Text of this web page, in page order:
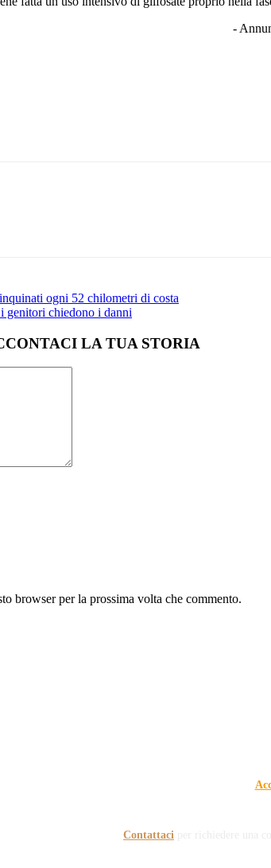
-
ogni 52 chilometri di costa
genitori chiedono i danni
LA TUA STORIA
browser per la prossima volta che commento.
Contattaci